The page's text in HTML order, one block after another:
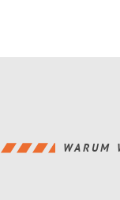
WARUM